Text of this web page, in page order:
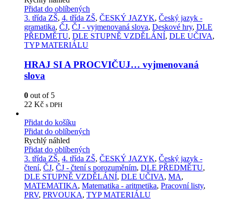
Přidat do oblíbených
3. třída ZŠ, 4. třída ZŠ, ČESKÝ JAZYK, Český jazyk -
gramatika, ČJ, ČJ - vyjmenovaná slova, Deskové hry, DLE
PŘEDMĚTU, DLE STUPNĚ VZDĚLÁNÍ, DLE UČIVA,
TYP MATERIÁLU
HRAJ SI A PROCVIČUJ… vyjmenovaná
slova
0 out of 5
22 Kč s DPH
Přidat do košíku
Přidat do oblíbených
Rychlý náhled
Přidat do oblíbených
3. třída ZŠ, 4. třída ZŠ, ČESKÝ JAZYK, Český jazyk -
čtení, ČJ, ČJ - čtení s porozuměním, DLE PŘEDMĚTU,
DLE STUPNĚ VZDĚLÁNÍ, DLE UČIVA, MA,
MATEMATIKA, Matematika - aritmetika, Pracovní listy,
PRV, PRVOUKA, TYP MATERIÁLU